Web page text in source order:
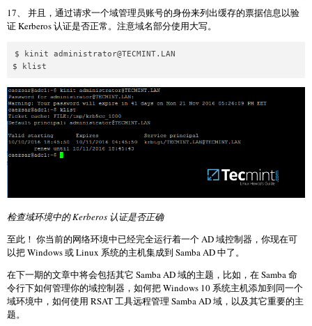
17、 并且，通过请求一个域管理员账号的身份来列出缓存的票据信息以验
证 Kerberos 认证是否正常。注意域名部分使用大写。
$ kinit administrator@TECMINT.LAN
检查域环境中的 Kerberos 认证是否正确
至此！ 你当前的网络环境中已经完全运行着一个 AD 域控制器，你现在可
以把 Windows 或 Linux 系统的主机集成到 Samba AD 中了。
在下一期的文章中将会包括其它 Samba AD 域的主题，比如，在 Samba 命
令行下如何管理你的域控制器，如何把 Windows 10 系统主机添加到同一个
域环境中，如何使用 RSAT 工具远程管理 Samba AD 域，以及其它重要的主
题。